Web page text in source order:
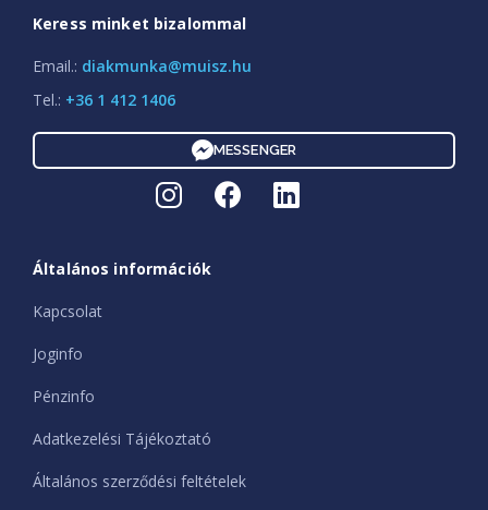
Keress minket bizalommal
Email.: diakmunka@muisz.hu
Tel.: +36 1 412 1406
MESSENGER
Általános információk
Kapcsolat
Joginfo
Pénzinfo
Adatkezelési Tájékoztató
Általános szerződési feltételek